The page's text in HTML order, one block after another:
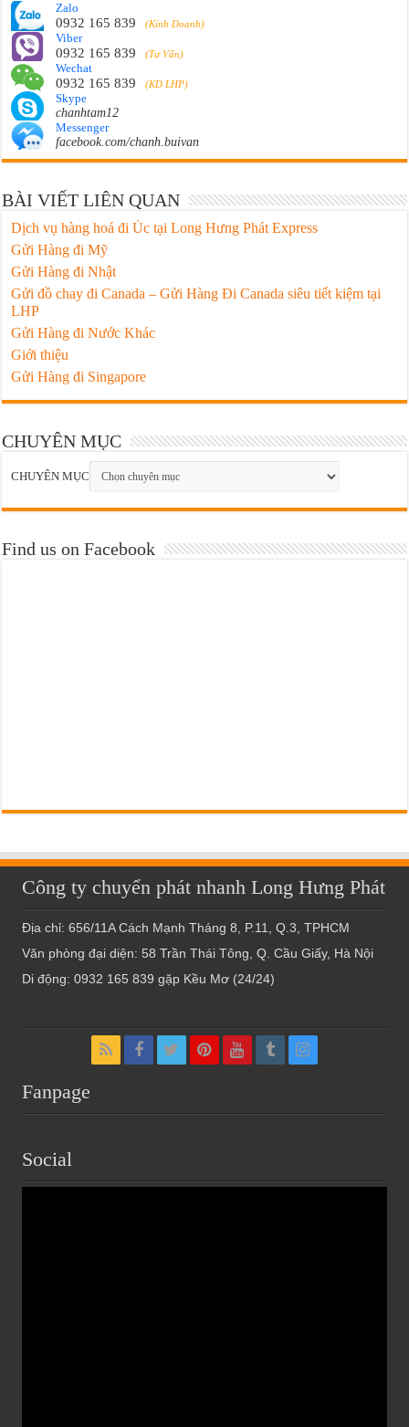
Zalo
0932 165 839 (Kinh Doanh)
Viber
0932 165 839 (Tư Vấn)
Wechat
0932 165 839 (KD LHP)
Skype
chanhtam12
Messenger
facebook.com/chanh.buivan
BÀI VIẾT LIÊN QUAN
Dịch vụ hàng hoá đi Úc tại Long Hưng Phát Express
Gửi Hàng đi Mỹ
Gửi Hàng đi Nhật
Gửi đồ chay đi Canada – Gửi Hàng Đi Canada siêu tiết kiệm tại
LHP
Gửi Hàng đi Nước Khác
Giới thiệu
Gửi Hàng đi Singapore
CHUYÊN MỤC
CHUYÊN MỤC
Find us on Facebook
Công ty chuyển phát nhanh Long Hưng Phát
Địa chỉ: 656/11A Cách Mạnh Tháng 8, P.11, Q.3, TPHCM
Văn phòng đại diện: 58 Trần Thái Tông, Q. Cầu Giấy, Hà Nội
Di động: 0932 165 839 gặp Kều Mơ (24/24)
Fanpage
Social